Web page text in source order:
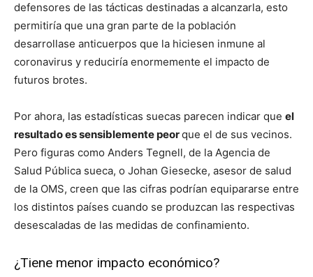
defensores de las tácticas destinadas a alcanzarla, esto
permitiría que una gran parte de la población
desarrollase anticuerpos que la hiciesen inmune al
coronavirus y reduciría enormemente el impacto de
futuros brotes.
Por ahora, las estadísticas suecas parecen indicar que el
resultado es sensiblemente peorque el de sus vecinos.
Pero figuras como Anders Tegnell, de la Agencia de
Salud Pública sueca, o Johan Giesecke, asesor de salud
de la OMS, creen que las cifras podrían equipararse entre
los distintos países cuando se produzcan las respectivas
desescaladas de las medidas de confinamiento.
¿Tiene menor impacto económico?